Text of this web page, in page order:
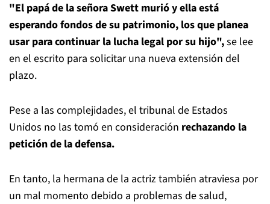
"El papá de la señora Swett murió y ella está
esperando fondos de su patrimonio, los que planea
usar para continuar la lucha legal por su hijo",se lee
en el escrito para solicitar una nueva extensión del
plazo.
Pese a las complejidades, el tribunal de Estados
Unidos no las tomó en consideración rechazando la
petición de la defensa.
En tanto, la hermana de la actriz también atraviesa por
un mal momento debido a problemas de salud,